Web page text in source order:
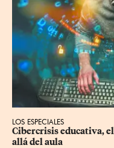
LOS ESPECIALES
Cibercrisis educativa,
allá del aula